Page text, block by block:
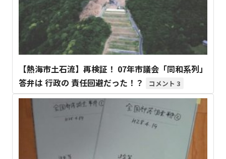
【熱海市土石流】再検証！ 07年市議会「同和系列」
答弁は 行政の 責任回避だった！？
3